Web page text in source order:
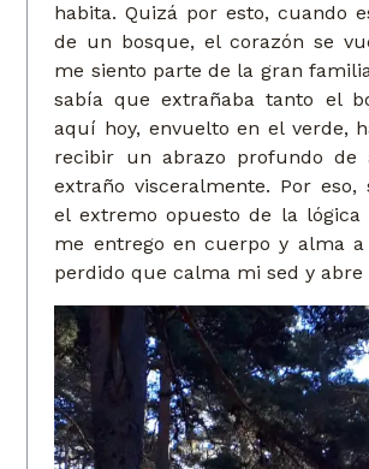
habita. Quizá por esto, cuando
de un bosque, el corazón se
me siento parte de la gran
sabía que extrañaba tanto el
aquí hoy, envuelto en el verde,
recibir un abrazo profundo de
extraño visceralmente. Por eso,
el extremo opuesto de la lógica
me entrego en cuerpo y alma a
perdido que calma mi sed y